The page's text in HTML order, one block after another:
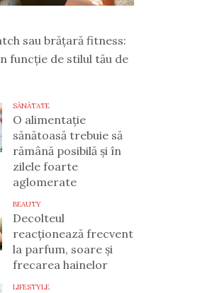
sau brățară fitness:
funcție de stilul tău de
SĂNĂTATE
O alimentație
sănătoasă trebuie să
rămână posibilă și în
zilele foarte
aglomerate
BEAUTY
Decolteul
reacționează frecvent
la parfum, soare și
frecarea hainelor
LIFESTYLE